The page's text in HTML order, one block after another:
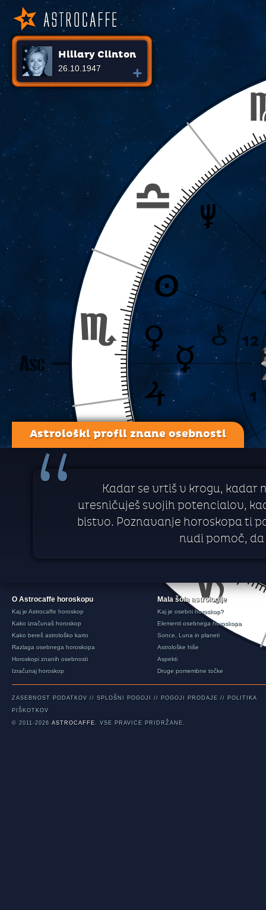
Hillary Clinton
26.10.1947
Astrološki profil znane osebnosti
“
Kadar se vrtiš v krogu, kadar
uresničuješ svojih potencialov,
bistvo. Poznavanje horoskopa ti
nudi pomoč,
O Astrocaffe horoskopu
Kaj je Astrocaffe horoskop
Kako izračunaš horoskop
Kako bereš astrološko karto
Razlaga osebnega horoskopa
Horoskopi znanih osebnosti
Izračunaj horoskop
Mala šola astrologije
Kaj je osebni horoskop?
Elementi osebnega horoskopa
Sonce, Luna in planeti
Astrološke hiše
Aspekti
Druge pomembne točke
ZASEBNOST PODATKOV // SPLOŠNI POGOJI // POGOJI PRODAJE // POLITIKA
PIŠKOTKOV
© 2011-2026 ASTROCAFFE. VSE PRAVICE PRIDRŽANE.